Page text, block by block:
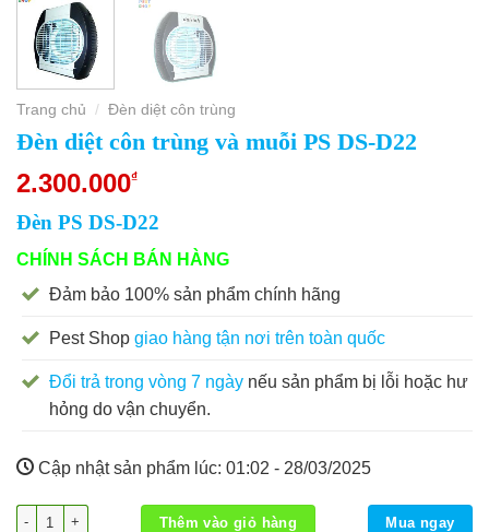
Trang chủ / Đèn diệt côn trùng
Đèn diệt côn trùng và muỗi PS DS-D22
2.300.000₫
Đèn PS DS-D22
CHÍNH SÁCH BÁN HÀNG
Đảm bảo 100% sản phẩm chính hãng
Pest Shop giao hàng tận nơi trên toàn quốc
Đổi trả trong vòng 7 ngày nếu sản phẩm bị lỗi hoặc hư
hỏng do vận chuyển.
Cập nhật sản phẩm lúc: 01:02 - 28/03/2025
Đèn diệt côn trùng và muỗi PS DS-D22 số lượng
Thêm vào giỏ hàng Mua ngay